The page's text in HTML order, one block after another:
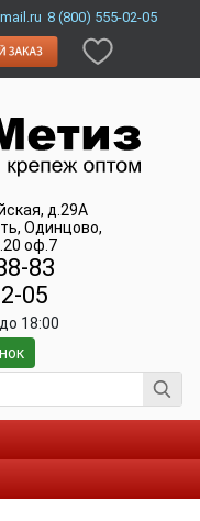
8 (800) 555-02-05
д.29А
Одинцово,
оф.7
83
05
18:00